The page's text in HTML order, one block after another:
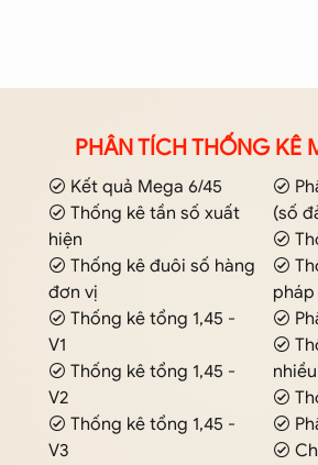
PHÂN TÍCH THỐNG KÊ
Kết quả Mega 6/45
Thống kê tần số xuất
hiện
Thống kê đuôi số hàng
đơn vị
Thống kê tổng 1,45 -
V1
Thống kê tổng 1,45 -
V2
Thống kê tổng 1,45 -
V3
(số
nhiều